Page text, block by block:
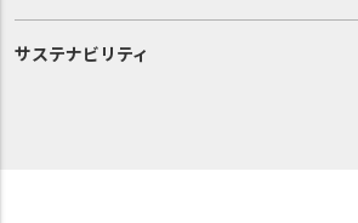
サステナビリティ